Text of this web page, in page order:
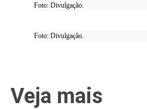
Foto: Divulgação.
Foto: Divulgação.
Veja mais